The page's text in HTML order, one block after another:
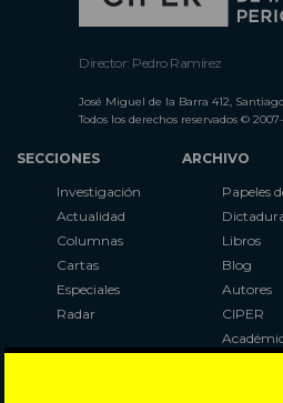
Director: Pedro Ramírez
José Miguel de la Barra 412,
Todos los derechos reservados ©
SECCIONES
Investigación
Actualidad
Columnas
Cartas
Especiales
Radar
ARCHIVO
Papeles
Libros
Blog
Autores
CIPER